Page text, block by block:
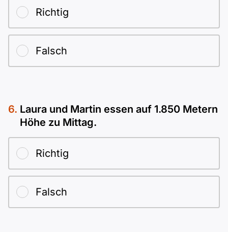
Richtig
Falsch
Laura und Martin essen auf 1.850 Metern
Höhe zu Mittag.
Richtig
Falsch